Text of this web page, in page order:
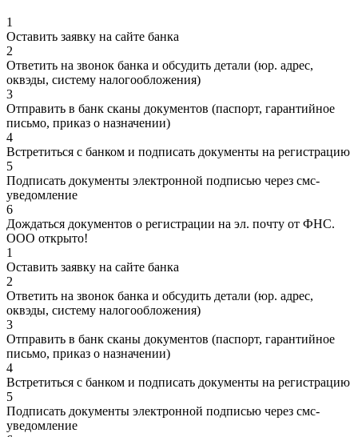
1
Оставить заявку на сайте банка
2
Ответить на звонок банка и обсудить детали (юр. адрес,
оквэды, систему налогообложения)
3
Отправить в банк сканы документов (паспорт, гарантийное
письмо, приказ о назначении)
4
Встретиться с банком и подписать документы на регистрацию
5
Подписать документы электронной подписью через смс-
уведомление
6
Дождаться документов о регистрации на эл. почту от ФНС.
ООО открыто!
1
Оставить заявку на сайте банка
2
Ответить на звонок банка и обсудить детали (юр. адрес,
оквэды, систему налогообложения)
3
Отправить в банк сканы документов (паспорт, гарантийное
письмо, приказ о назначении)
4
Встретиться с банком и подписать документы на регистрацию
5
Подписать документы электронной подписью через смс-
уведомление